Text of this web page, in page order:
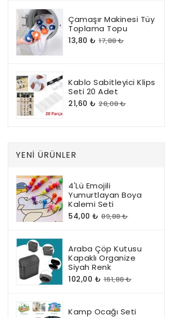
Çamaşır Makinesi Tüy
Toplama Topu
13,80 ₺ 17,88 ₺
Kablo Sabitleyici Klips
Seti 20 Adet
21,60 ₺ 28,08 ₺
YENI ÜRÜNLER
4'lü Emojili
Yumurtlayan Boya
Kalemi Seti
54,00 ₺ 89,88 ₺
Araba Çöp Kutusu
Kapaklı Organize
Siyah Renk
102,00 ₺ 161,88 ₺
Kamp Ocağı Seti